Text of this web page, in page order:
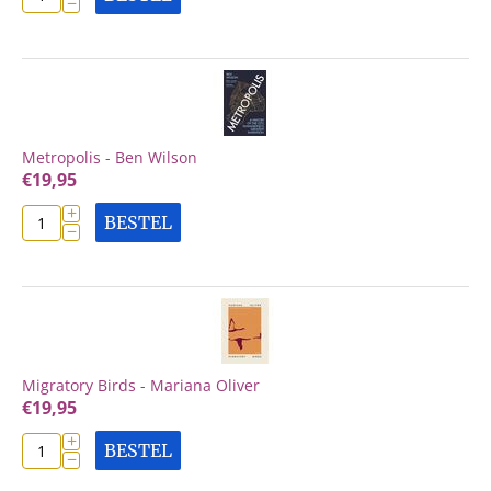
Metropolis - Ben Wilson
€19,95
+
− BESTEL
Migratory Birds - Mariana Oliver
€19,95
+
− BESTEL